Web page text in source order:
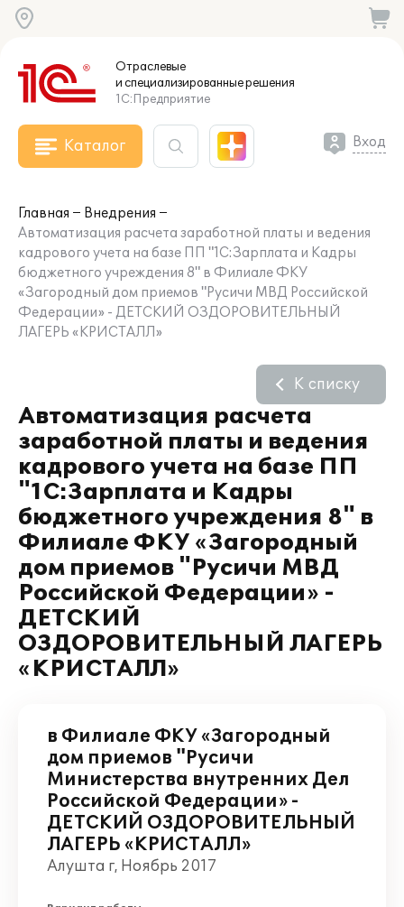
Отраслевые
и специализированныерешения
1С:Предприятие
Каталог Вход
Главная
Внедрения
Автоматизация расчета заработной платы и ведения
кадрового учета на базе ПП "1С:Зарплата и Кадры
бюджетного учреждения 8" в Филиале ФКУ
«Загородный дом приемов "Русичи МВД Российской
Федерации» - ДЕТСКИЙ ОЗДОРОВИТЕЛЬНЫЙ
ЛАГЕРЬ «КРИСТАЛЛ»
Автоматизация расчета
заработной платы и ведения
кадрового учета на базе ПП
"1С:Зарплата и Кадры
бюджетного учреждения 8" в
Филиале ФКУ «Загородный
дом приемов "Русичи МВД
Российской Федерации» -
ДЕТСКИЙ
ОЗДОРОВИТЕЛЬНЫЙ ЛАГЕРЬ
«КРИСТАЛЛ»
К списку
в Филиале ФКУ «Загородный
дом приемов "Русичи
Министерства внутренних Дел
Российской Федерации» -
ДЕТСКИЙ ОЗДОРОВИТЕЛЬНЫЙ
ЛАГЕРЬ «КРИСТАЛЛ»
Алушта г, Ноябрь 2017